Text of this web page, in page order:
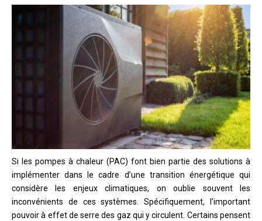
Si les pompes à chaleur (PAC) font bien partie des solutions à
implémenter dans le cadre d’une transition énergétique qui
considère les enjeux climatiques, on oublie souvent les
inconvénients de ces systèmes. Spécifiquement, l’important
pouvoir à effet de serre des gaz qui y circulent. Certains pensent